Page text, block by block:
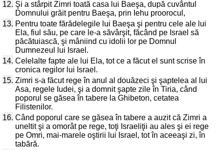
12. Şi a stârpit Zimri toată casa lui Baeşa, după cuvântul
Domnului grăit pentru Baeşa, prin Iehu proorocul,
13. Pentru toate fărădelegile lui Baeşa şi pentru cele ale lui
Ela, fiul său, pe care le-a săvârşit, făcând pe Israel să
păcătuiască, şi mâniind cu idolii lor pe Domnul
Dumnezeul lui Israel.
14. Celelalte fapte ale lui Ela, tot ce a făcut el sunt scrise în
cronica regilor lui Israel.
15. Zimri s-a făcut rege în anul al douăzeci şi şaptelea al lui
Asa, regele Iudei, şi a domnit şapte zile în Tiria, când
poporul se găsea în tabere la Ghibeton, cetatea
Filistenilor.
16. Când poporul care se găsea în tabere a auzit că Zimri a
uneltit şi a omorât pe rege, toţi Israeliţii au ales şi ei rege
pe Omri, mai-marele oştirii lui Israel, tot în aceeaşi zi, în
tabără.